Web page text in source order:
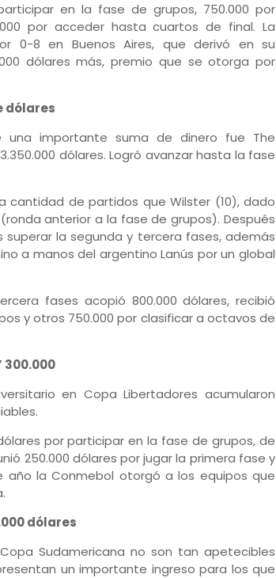
en la fase de grupos, 750.000 por
por acceder hasta cuartos de final. La
0-8 en Buenos Aires, que derivó en su
dólares más, premio que se otorga por
dólares
importante suma de dinero fue The
dólares. Logró avanzar hasta la fase
cantidad de partidos que Wilster (10), dado
anterior a la fase de grupos). Después
la segunda y tercera fases, además
a manos del argentino Lanús por un global
fases acopió 800.000 dólares, recibió
y otros 750.000 por clasificar a octavos de
300.000
en Copa Libertadores acumularon
por participar en la fase de grupos, de
250.000 dólares por jugar la primera fase y
año la Conmebol otorgó a los equipos que
dólares
Sudamericana no son tan apetecibles
un importante ingreso para los que